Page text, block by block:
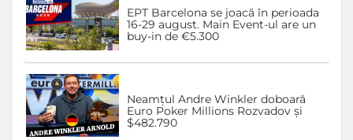
EPT Barcelona se joacă în perioada
16-29 august. Main Event-ul are un
buy-in de €5.300
Neamțul Andre Winkler doboară
Euro Poker Millions Rozvadov și
$482.790